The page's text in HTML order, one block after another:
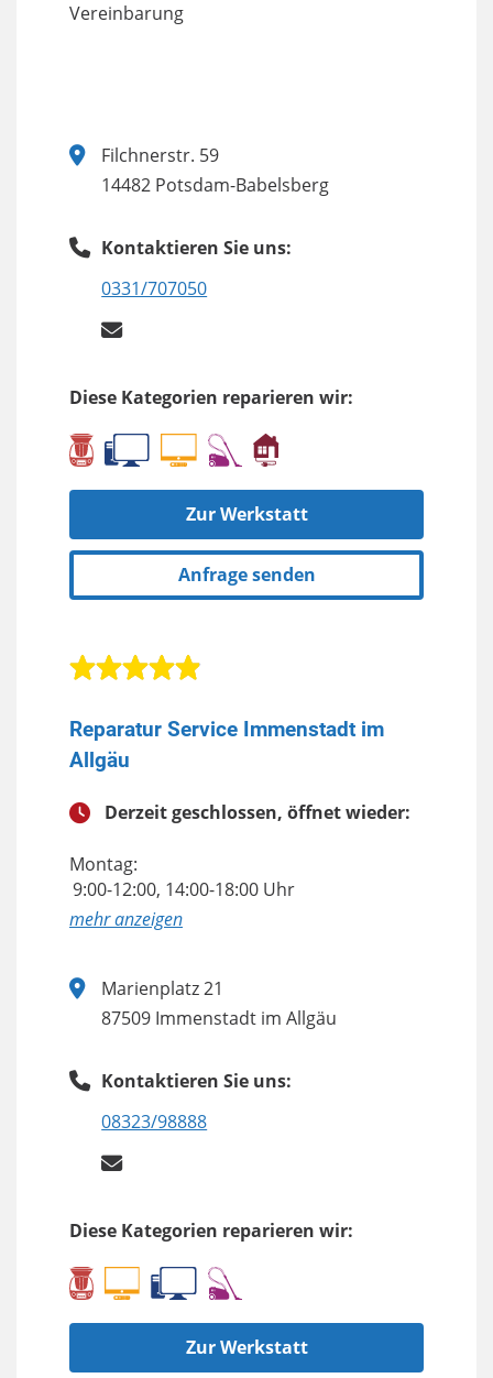
Vereinbarung
Filchnerstr. 59
14482 Potsdam-Babelsberg
Kontaktieren Sie uns:
0331/707050
Diese Kategorien reparieren wir:
Zur Werkstatt
Anfrage senden
Reparatur Service Immenstadt im
Allgäu
Derzeit geschlossen, öffnet wieder:
Montag:
9:00-12:00, 14:00-18:00 Uhr
anzeigen
Marienplatz 21
87509 Immenstadt im Allgäu
Kontaktieren Sie uns:
08323/98888
Diese Kategorien reparieren wir:
Zur Werkstatt